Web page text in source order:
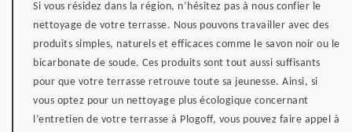
Si vous résidez dans la région, n’hésitez pas à nous confier le
nettoyage de votre terrasse. Nous pouvons travailler avec des
produits simples, naturels et efficaces comme le savon noir ou le
bicarbonate de soude. Ces produits sont tout aussi suffisants
pour que votre terrasse retrouve toute sa jeunesse. Ainsi, si
vous optez pour un nettoyage plus écologique concernant
l’entretien de votre terrasse à Plogoff, vous pouvez faire appel à